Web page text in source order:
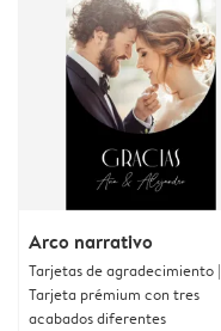
Arco narrativo
Tarjetas de agradecimiento |
Tarjeta prémium con tres
acabados diferentes